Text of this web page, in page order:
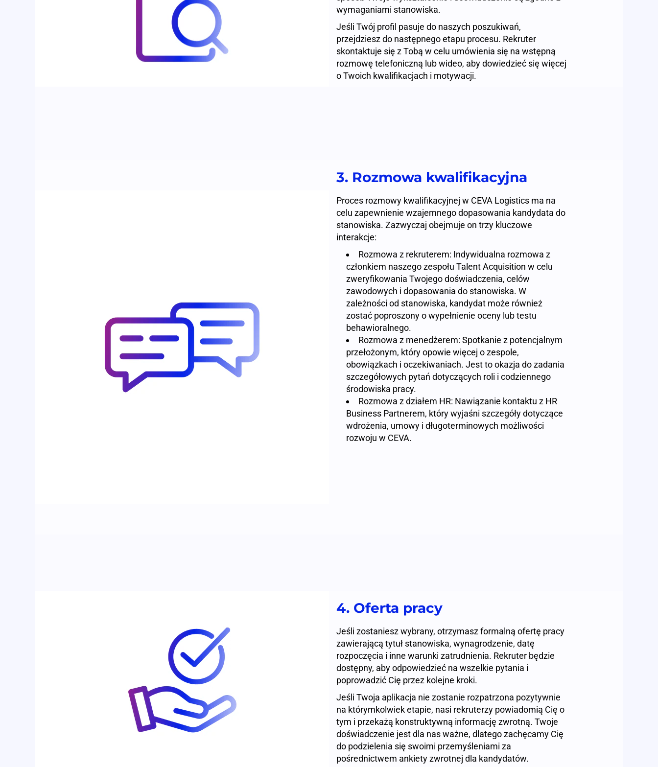
wymaganiami stanowiska.
Jeśli Twój profil pasuje do naszych poszukiwań,
przejdziesz do następnego etapu procesu. Rekruter
skontaktuje się z Tobą w celu umówienia się na wstępną
rozmowę telefoniczną lub wideo, aby dowiedzieć się więcej
o Twoich kwalifikacjach i motywacji.
3. Rozmowa kwalifikacyjna
Proces rozmowy kwalifikacyjnej w CEVA Logistics ma na
celu zapewnienie wzajemnego dopasowania kandydata do
stanowiska. Zazwyczaj obejmuje on trzy kluczowe
interakcje:
Rozmowa z rekruterem: Indywidualna rozmowa z
członkiem naszego zespołu Talent Acquisition w celu
zweryfikowania Twojego doświadczenia, celów
zawodowych i dopasowania do stanowiska. W
zależności od stanowiska, kandydat może również
zostać poproszony o wypełnienie oceny lub testu
behawioralnego.
Rozmowa z menedżerem: Spotkanie z potencjalnym
przełożonym, który opowie więcej o zespole,
obowiązkach i oczekiwaniach. Jest to okazja do zadania
szczegółowych pytań dotyczących roli i codziennego
środowiska pracy.
Rozmowa z działem HR: Nawiązanie kontaktu z HR
Business Partnerem, który wyjaśni szczegóły dotyczące
wdrożenia, umowy i długoterminowych możliwości
rozwoju w CEVA.
4. Oferta pracy
Jeśli zostaniesz wybrany, otrzymasz formalną ofertę pracy
zawierającą tytuł stanowiska, wynagrodzenie, datę
rozpoczęcia i inne warunki zatrudnienia. Rekruter będzie
dostępny, aby odpowiedzieć na wszelkie pytania i
poprowadzić Cię przez kolejne kroki.
Jeśli Twoja aplikacja nie zostanie rozpatrzona pozytywnie
na którymkolwiek etapie, nasi rekruterzy powiadomią Cię o
tym i przekażą konstruktywną informację zwrotną. Twoje
doświadczenie jest dla nas ważne, dlatego zachęcamy Cię
do podzielenia się swoimi przemyśleniami za
pośrednictwem ankiety zwrotnej dla kandydatów.